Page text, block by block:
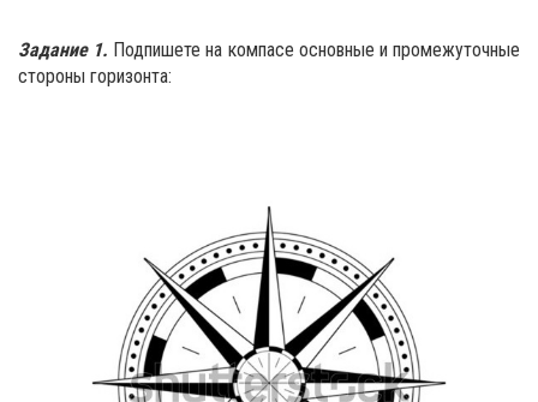
Задание 1. Подпишете на компасе основные и промежуточные
стороны горизонта: